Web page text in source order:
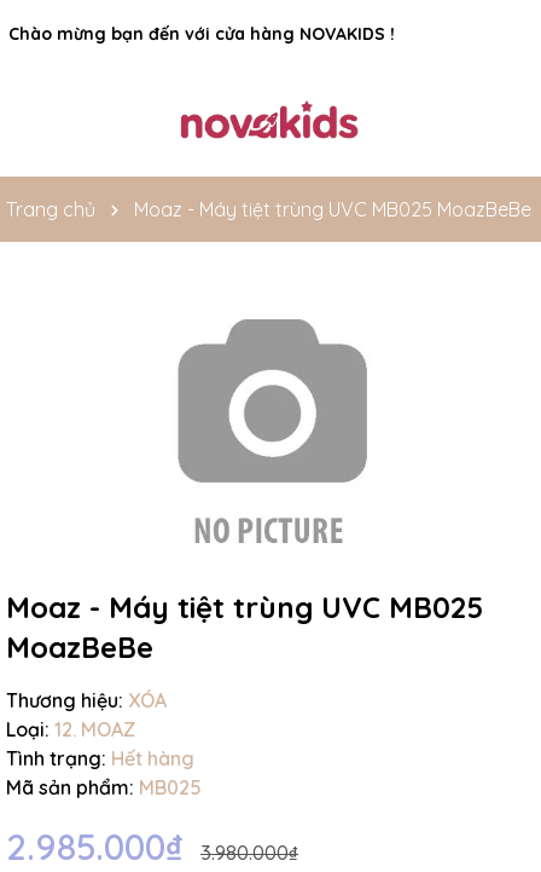
Chào mừng bạn đến với cửa hàng NOVAKIDS !
Rất nhiều ưu đãi và chương trình khuyến mãi đang chờ đợi
bạn
Trang chủ Moaz - Máy tiệt trùng UVC MB025 MoazBeBe
Moaz - Máy tiệt trùng UVC MB025
MoazBeBe
Thương hiệu: XÓA
Loại: 12. MOAZ
Tình trạng: Hết hàng
Mã sản phẩm: MB025
2.985.000₫ 3.980.000₫